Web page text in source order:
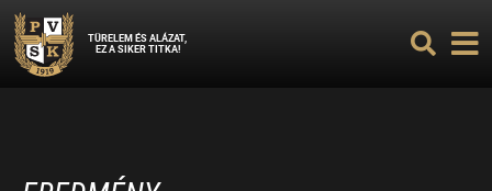
TÜRELEM ÉS ALÁZAT,
EZ A SIKER TITKA!